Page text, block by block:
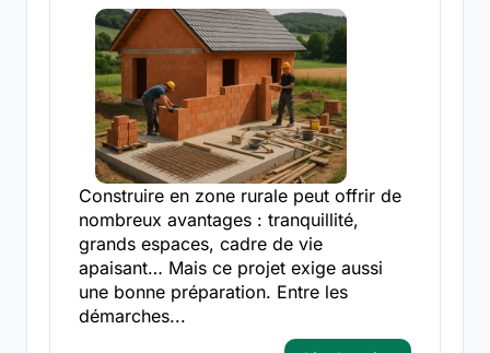
Construire en zone rurale peut offrir de
nombreux avantages : tranquillité,
grands espaces, cadre de vie
apaisant… Mais ce projet exige aussi
une bonne préparation. Entre les
démarches...